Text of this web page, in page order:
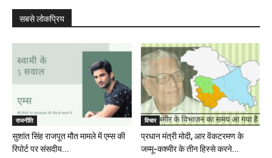
सबसे लोकप्रिय
राजनीति
सुशांत सिंह राजपूत मौत मामले में एम्स की
रिपोर्ट पर संसदीय...
विचार
प्रधान मंत्री मोदी, आर वेंकटरमण के
जम्मू-कश्मीर के तीन हिस्से करने...